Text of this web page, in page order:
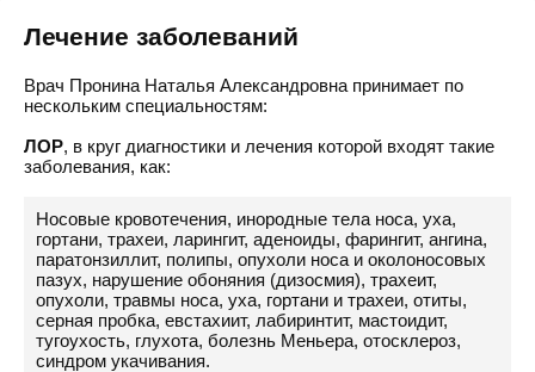
Лечение заболеваний
Врач Пронина Наталья Александровна принимает по
нескольким специальностям:
ЛОР, в круг диагностики и лечения которой входят такие
заболевания, как:
Носовые кровотечения, инородные тела носа, уха,
гортани, трахеи, ларингит, аденоиды, фарингит, ангина,
паратонзиллит, полипы, опухоли носа и околоносовых
пазух, нарушение обоняния (дизосмия), трахеит,
опухоли, травмы носа, уха, гортани и трахеи, отиты,
серная пробка, евстахиит, лабиринтит, мастоидит,
тугоухость, глухота, болезнь Меньера, отосклероз,
синдром укачивания.